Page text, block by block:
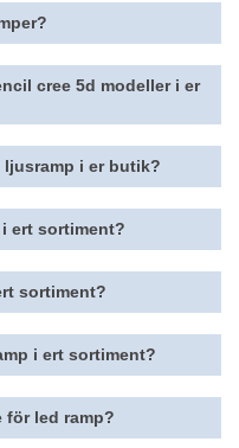
cree 5d modeller i er
i er butik?
ert sortiment?
sortiment?
i ert sortiment?
för led ramp?